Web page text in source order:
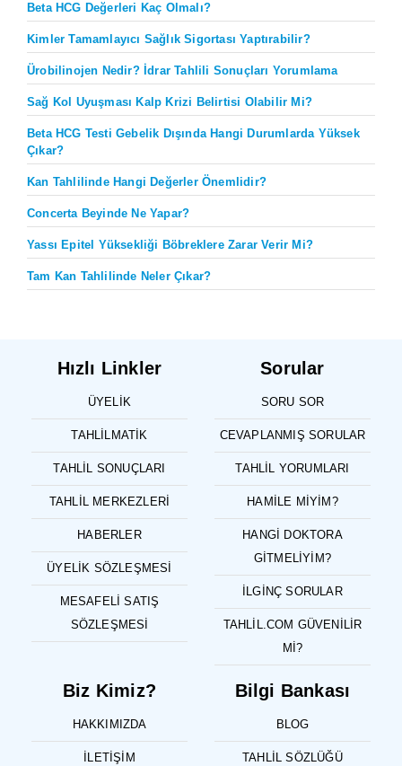
Beta HCG Değerleri Kaç Olmalı?
Kimler Tamamlayıcı Sağlık Sigortası Yaptırabilir?
Ürobilinojen Nedir? İdrar Tahlili Sonuçları Yorumlama
Sağ Kol Uyuşması Kalp Krizi Belirtisi Olabilir Mi?
Beta HCG Testi Gebelik Dışında Hangi Durumlarda Yüksek
Çıkar?
Kan Tahlilinde Hangi Değerler Önemlidir?
Concerta Beyinde Ne Yapar?
Yassı Epitel Yüksekliği Böbreklere Zarar Verir Mi?
Tam Kan Tahlilinde Neler Çıkar?
Hızlı Linkler
ÜYELIK
TAHLILMATIK
TAHLIL SONUÇLARI
TAHLIL MERKEZLERI
HABERLER
ÜYELIK SÖZLEŞMESI
MESAFELI SATIŞ
SÖZLEŞMESI
Sorular
SORU SOR
CEVAPLANMIŞ SORULAR
TAHLIL YORUMLARI
HAMILE MIYIM?
HANGI DOKTORA
GITMELIYIM?
İLGINÇ SORULAR
TAHLIL.COM GÜVENILIR
MI?
Biz Kimiz?
HAKKIMIZDA
İLETIŞIM
Bilgi Bankası
BLOG
TAHLIL SÖZLÜĞÜ